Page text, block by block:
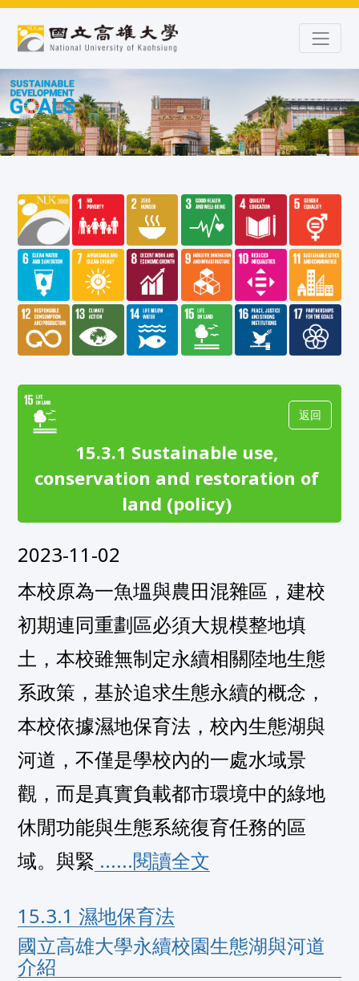
15.3.1 Sustainable use,
conservation and restoration of
land (policy)
返回
2023-11-02
本校原為一魚塭與農田混雜區，建校
初期連同重劃區必須大規模整地填
土，本校雖無制定永續相關陸地生態
系政策，基於追求生態永續的概念，
本校依據濕地保育法，校內生態湖與
河道，不僅是學校內的一處水域景
觀，而是真實負載都市環境中的綠地
休閒功能與生態系統復育任務的區
域。與緊 ......閱讀全文
15.3.1 濕地保育法
國立高雄大學永續校園生態湖與河道
介紹